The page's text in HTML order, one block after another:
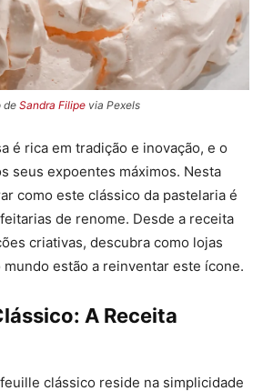
de Sandra Filipe via Pexels
é rica em tradição e inovação, e o
seus expoentes máximos. Nesta
como este clássico da pastelaria é
de renome. Desde a receita
criativas, descubra como lojas
estão a reinventar este ícone.
A Receita
clássico reside na simplicidade